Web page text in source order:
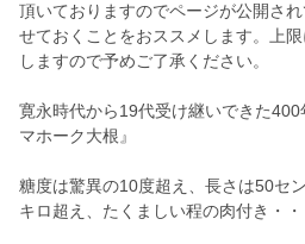
頂いておりますのでページが公開さ
せておくことをおススメします。上
しますので予めご了承ください。
寛永時代から19代受け継いできた
マホーク大根』
糖度は驚異の10度超え、長さは50セ
キロ超え、たくましい程の肉付き・・